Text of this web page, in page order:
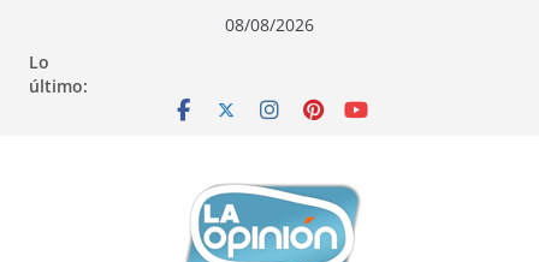
contenido
navegación
contenido
08/08/2026
Lo
último: